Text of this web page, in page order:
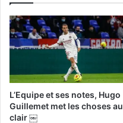
L’Equipe et ses notes, Hugo
Guillemet met les choses au
clair ￼